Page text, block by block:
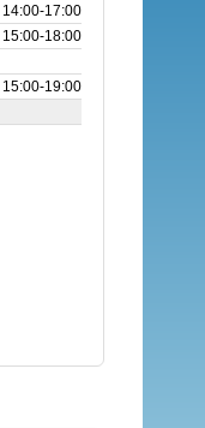
14:00‑17:00
15:00‑18:00
15:00‑19:00